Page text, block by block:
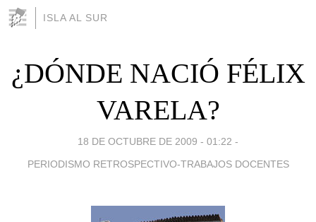
ISLA AL SUR
¿DÓNDE NACIÓ FÉLIX
VARELA?
18 DE OCTUBRE DE 2009 - 01:22 -
PERIODISMO RETROSPECTIVO-TRABAJOS DOCENTES